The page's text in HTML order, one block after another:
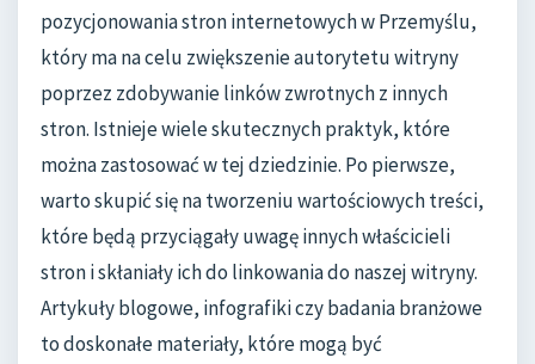
pozycjonowania stron internetowych w Przemyślu,
który ma na celu zwiększenie autorytetu witryny
poprzez zdobywanie linków zwrotnych z innych
stron. Istnieje wiele skutecznych praktyk, które
można zastosować w tej dziedzinie. Po pierwsze,
warto skupić się na tworzeniu wartościowych treści,
które będą przyciągały uwagę innych właścicieli
stron i skłaniały ich do linkowania do naszej witryny.
Artykuły blogowe, infografiki czy badania branżowe
to doskonałe materiały, które mogą być